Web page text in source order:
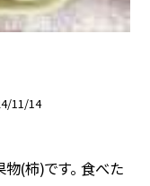
11/14
物(柿)です。 食べた